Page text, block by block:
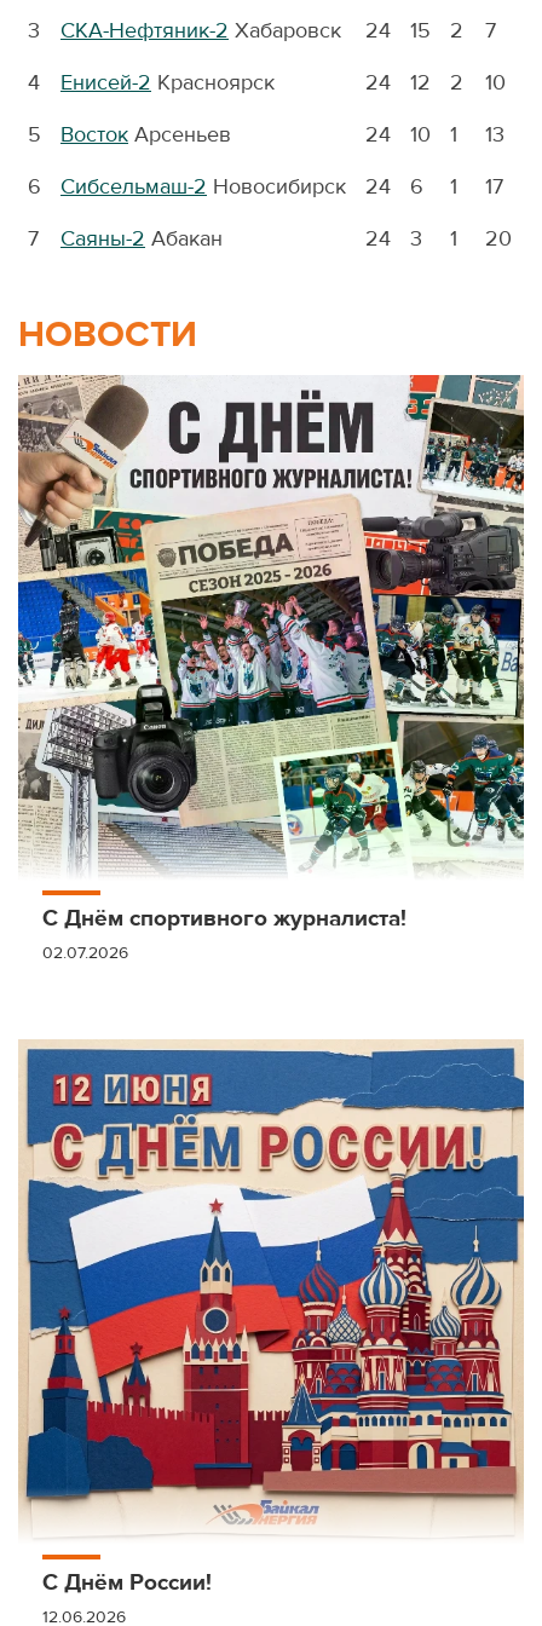
3
СКА-Нефтяник-2 Хабаровск 24 15 2 7
4
Енисей-2 Красноярск 24 12 2 10
5
Восток Арсеньев 24 10 1 13
6
Сибсельмаш-2 Новосибирск 24 6 1 17
7
Саяны-2 Абакан 24 3 1 20
НОВОСТИ
С Днём спортивного журналиста!
02.07.2026
С Днём России!
12.06.2026